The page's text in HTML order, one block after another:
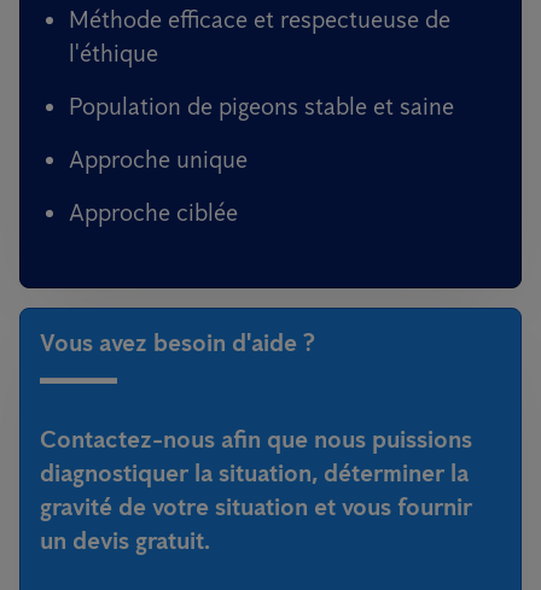
Méthode efficace et respectueuse de
l'éthique
Population de pigeons stable et saine
Approche unique
Approche ciblée
Vous avez besoin d'aide ?
Contactez-nous afin que nous puissions
diagnostiquer la situation, déterminer la
gravité de votre situation et vous fournir
un devis gratuit.